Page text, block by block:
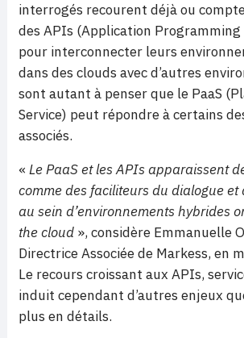
interrogés recourent déjà ou
des APIs (Application
pour interconnecter leurs
dans des clouds avec d’autres
sont autant à penser que le PaaS
Service) peut répondre à certains
associés.
« Le PaaS et les APIs apparaissent
comme des faciliteurs du dialogue et
au sein d’environnements hybrides
the cloud », considère Emmanuelle
Directrice Associée de Markess, en
Le recours croissant aux APIs,
induit cependant d’autres enjeux
plus en détails.